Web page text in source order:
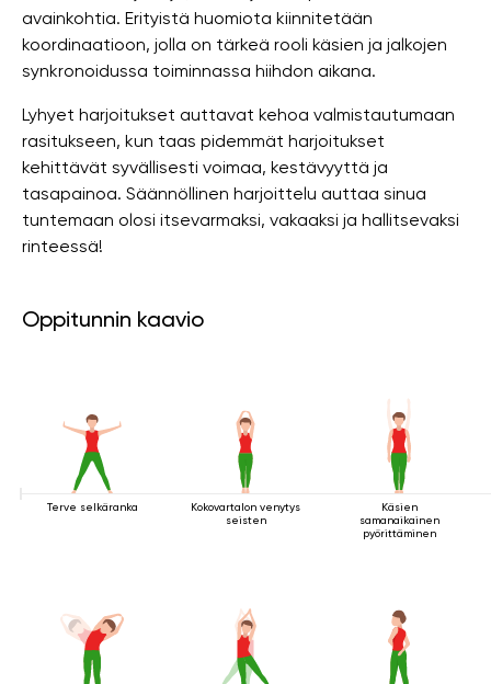
avainkohtia. Erityistä huomiota kiinnitetään
koordinaatioon, jolla on tärkeä rooli käsien ja jalkojen
synkronoidussa toiminnassa hiihdon aikana.
Lyhyet harjoitukset auttavat kehoa valmistautumaan
rasitukseen, kun taas pidemmät harjoitukset
kehittävät syvällisesti voimaa, kestävyyttä ja
tasapainoa. Säännöllinen harjoittelu auttaa sinua
tuntemaan olosi itsevarmaksi, vakaaksi ja hallitsevaksi
rinteessä!
Oppitunnin kaavio
Terve selkäranka
Kokovartalon venytys
seisten
Käsien
samanaikainen
pyörittäminen